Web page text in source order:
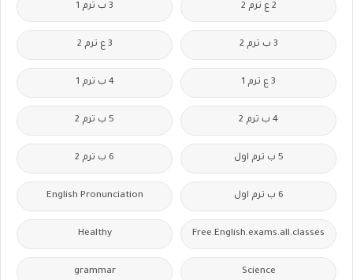
2 ع ترم 2 3 ب ترم 1
3 ب ترم 2 3 ع ترم 2
3 ع ترم 1 4 ب ترم 1
4 ب ترم 2 5 ب ترم 2
5 ب ترم اول 6 ب ترم 2
6 ب ترم اول English Pronunciation
Free.English.exams.all.classes
Healthy
Science
grammar